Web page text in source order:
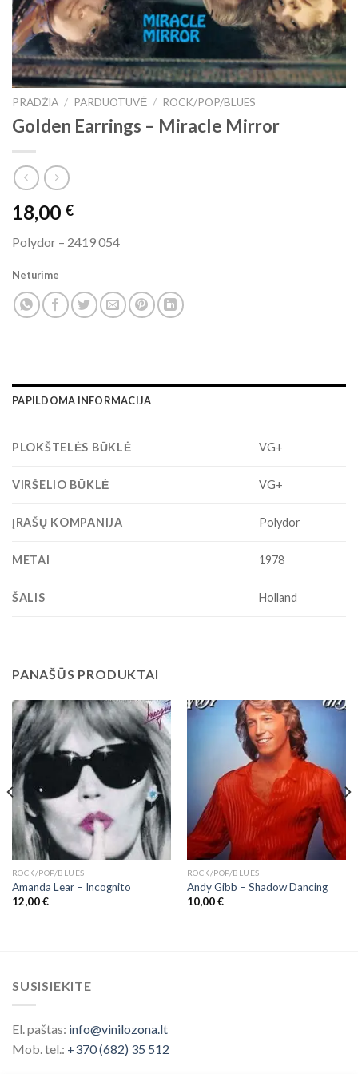
PRADŽIA / PARDUOTUVĖ / ROCK/POP/BLUES
Golden Earrings ‎– Miracle Mirror
18,00 €
Polydor ‎– 2419 054
Neturime
PAPILDOMA INFORMACIJA
PLOKŠTELĖS BŪKLĖ VG+
VIRŠELIO BŪKLĖ VG+
ĮRAŠŲ KOMPANIJA Polydor
METAI 1978
ŠALIS Holland
PANAŠŪS PRODUKTAI
ROCK/POP/BLUES
Amanda Lear – Incognito
12,00€
ROCK/POP/BLUES
Andy Gibb ‎– Shadow Dancing
10,00€
SUSISIEKITE
El. paštas: info@vinilozona.lt
Mob. tel.: +370 (682) 35 512